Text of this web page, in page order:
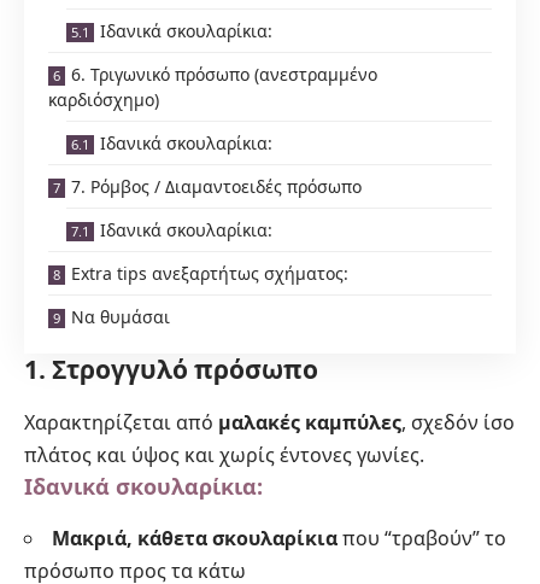
Ιδανικά σκουλαρίκια:
6. Τριγωνικό πρόσωπο (ανεστραμμένο
καρδιόσχημο)
Ιδανικά σκουλαρίκια:
7. Ρόμβος / Διαμαντοειδές πρόσωπο
Ιδανικά σκουλαρίκια:
Extra tips ανεξαρτήτως σχήματος:
Να θυμάσαι
1. Στρογγυλό πρόσωπο
Χαρακτηρίζεται από μαλακές καμπύλες, σχεδόν ίσο
πλάτος και ύψος και χωρίς έντονες γωνίες.
Ιδανικά σκουλαρίκια:
Μακριά, κάθετα σκουλαρίκιαπου “τραβούν” το
πρόσωπο προς τα κάτω